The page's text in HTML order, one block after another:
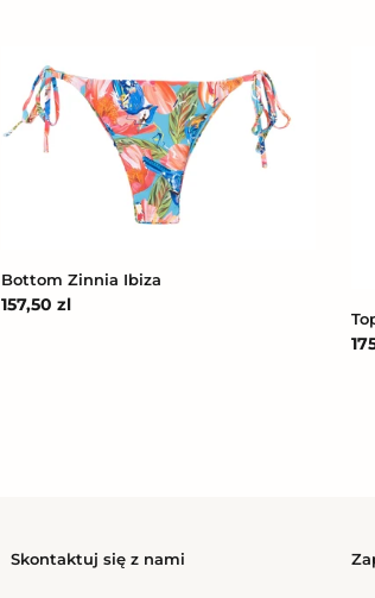
Zinnia
Ibiza
Bottom Zinnia Ibiza
Cena
157,50 zl
Skontaktuj się z nami